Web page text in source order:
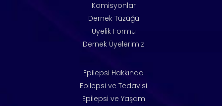
Komisyonlar
Dernek Tüzüğü
Üyelik Formu
Dernek Üyelerimiz
Epilepsi Hakkında
Epilepsi ve Tedavisi
Epilepsi ve Yaşam